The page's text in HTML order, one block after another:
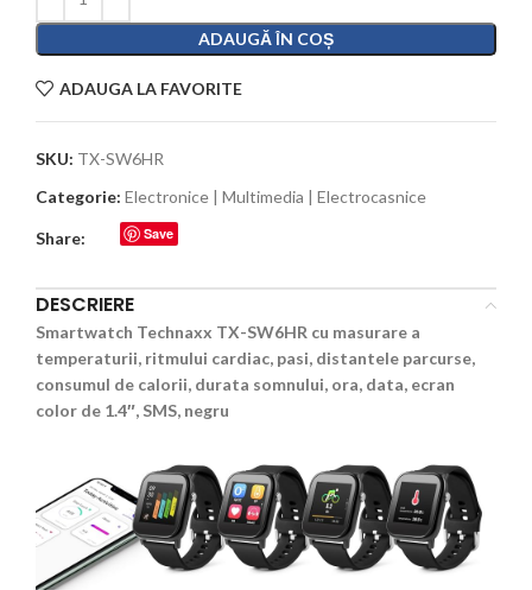
ADAUGĂ ÎN COȘ
ADAUGA LA FAVORITE
SKU: TX-SW6HR
Categorie: Electronice | Multimedia | Electrocasnice
Share: Save
DESCRIERE
Smartwatch Technaxx TX-SW6HR cu masurare a
temperaturii, ritmului cardiac, pasi, distantele parcurse,
consumul de calorii, durata somnului, ora, data, ecran
color de 1.4″, SMS, negru